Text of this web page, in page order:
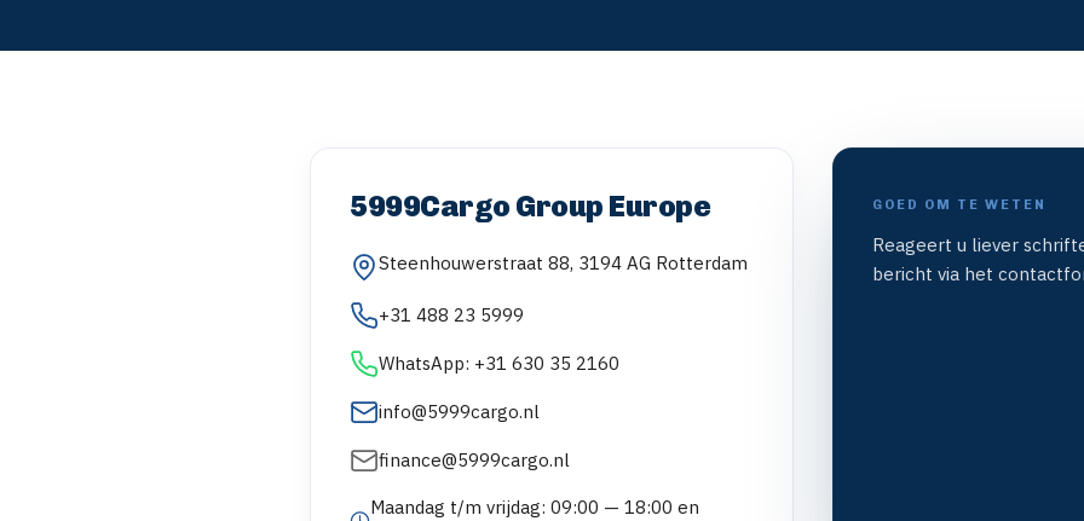
5999Cargo Group Europe
Steenhouwerstraat 88, 3194 AG Rotterdam
+31 488 23 5999
WhatsApp: +31 630 35 2160
info@5999cargo.nl
finance@5999cargo.nl
Maandag t/m vrijdag: 09:00 — 18:00 en
GOED OM TE WETEN
Reageert u liever
bericht via het